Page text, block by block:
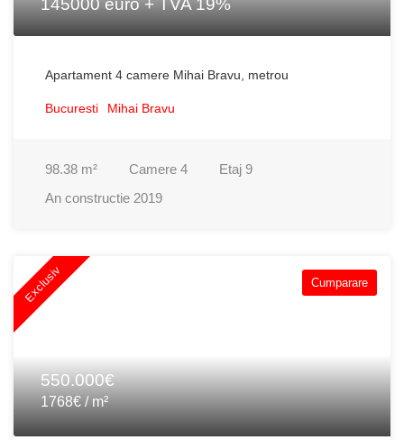
145000 euro + TVA 19%
Apartament 4 camere Mihai Bravu, metrou
Bucuresti Mihai Bravu
98.38 m² Camere 4 Etaj 9
An constructie 2019
Exclusiv Cumparare
550.000€
1768€ / m²